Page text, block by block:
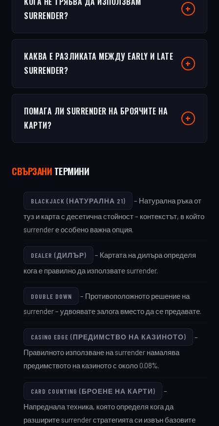
SURRENDER?
КАКВА Е РАЗЛИКАТА МЕЖДУ EARLY И LATE
SURRENDER?
ПОМАГА ЛИ SURRENDER НА БРОЯЧИТЕ НА
КАРТИ?
СВЪРЗАНИ ТЕРМИНИ
BLACKJACK (НАТУРАЛНА 21)
– Натурална ръка от
туз и карта с десетична стойност – контекстът, в който
surrender е особено важна опция.
DEALER (ДИЛЪР)
– Картата на дилъра определя
кога е правилно да използвате surrender.
DOUBLE DOWN
– Противоположното решение на
surrender – удвоявате залога вместо да се предавате.
CASINO EDGE (ПРЕДИМСТВО НА КАЗИНОТО)
–
Правилното използване на surrender намалява
предимството на казиното с около 0.08%.
CARD COUNTING (БРОЕНЕ НА КАРТИ)
–
Напреднала техника, която определя кога да
разширите surrender стратегията си извън базовите